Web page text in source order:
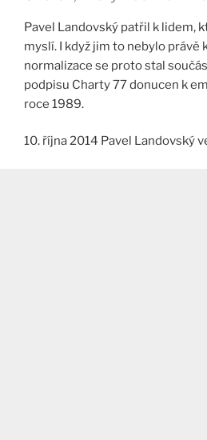
Pavel Landovský patřil k lidem,
myslí. I když jim to nebylo právě
normalizace se proto stal
podpisu Charty 77 donucen k
roce 1989.
10. října 2014 Pavel Landovský